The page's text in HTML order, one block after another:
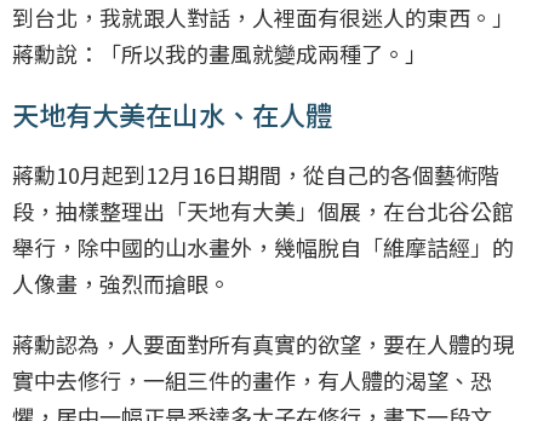
到台北，我就跟人對話，人裡面有很迷人的東西。」
蔣勳說：「所以我的畫風就變成兩種了。」
天地有大美在山水、在人體
蔣勳10月起到12月16日期間，從自己的各個藝術階
段，抽樣整理出「天地有大美」個展，在台北谷公館
舉行，除中國的山水畫外，幾幅脫自「維摩詰經」的
人像畫，強烈而搶眼。
蔣勳認為，人要面對所有真實的欲望，要在人體的現
實中去修行，一組三件的畫作，有人體的渴望、恐